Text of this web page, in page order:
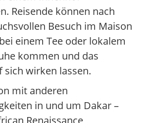
Reisende können nach
Besuch im Maison
einem Tee oder lokalem
kommen und das
sich wirken lassen.
mit anderen
in und um Dakar –